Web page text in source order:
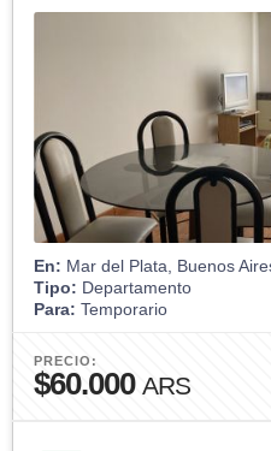
En: Mar del Plata, Buenos
Tipo: Departamento
Para: Temporario
PRECIO:
$60.000 ARS